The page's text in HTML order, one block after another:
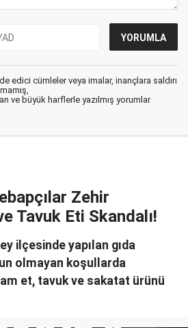
edici cümleler veya imalar, inançlara saldırı
ve büyük harflerle yazılmış yorumlar
Zehir
Tavuk Eti Skandalı!
ilçesinde yapılan gıda
olmayan koşullarda
et, tavuk ve sakatat ürünü